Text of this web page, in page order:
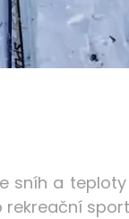
sníh a